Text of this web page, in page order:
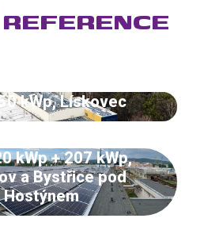
kWp, Lískovec
kWp + 207 kWp,
a Bystřice pod
Hostýnem